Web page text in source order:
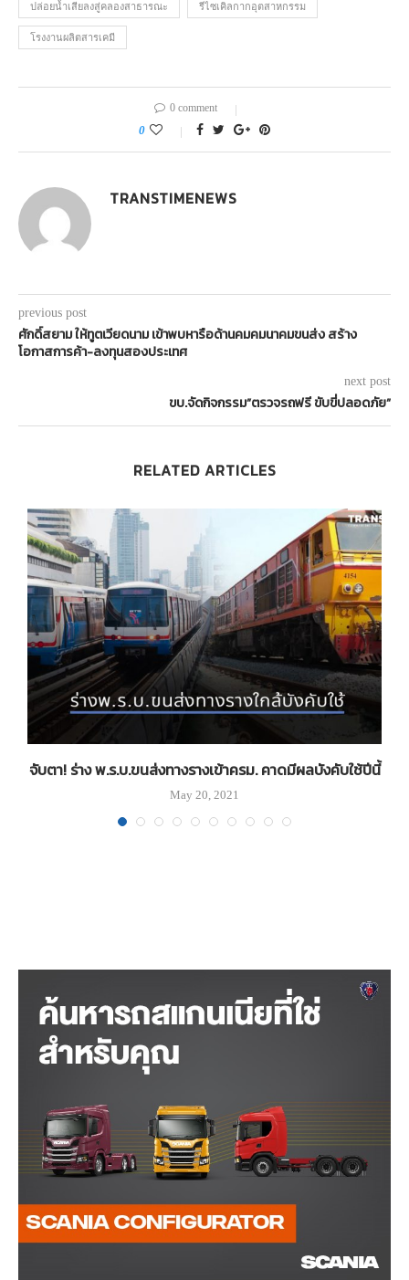
ปล่อยน้ำเสียลงสู่คลองสาธารณะ รีไซเคิลกากอุตสาหกรรม
โรงงานผลิตสารเคมี
0 comment
0
TRANSTIMENEWS
previous post
ศักดิ์สยาม ให้ทูตเวียดนาม เข้าพบหารือด้านคมคมนาคมขนส่ง สร้าง
โอกาสการค้า-ลงทุนสองประเทศ
next post
ขบ.จัดกิจกรรม”ตรวจรถฟรี ขับขี่ปลอดภัย”
RELATED ARTICLES
จับตา! ร่าง พ.ร.บ.ขนส่งทางรางเข้าครม. คาดมีผลบังคับใช้ปีนี้
May 20, 2021